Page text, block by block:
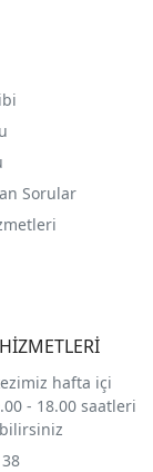
Sorular
hafta içi
- 18.00 saatleri